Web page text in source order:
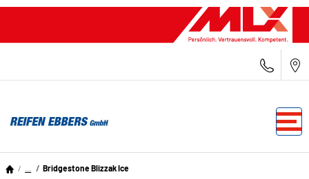
Bridgestone Blizzak Ice